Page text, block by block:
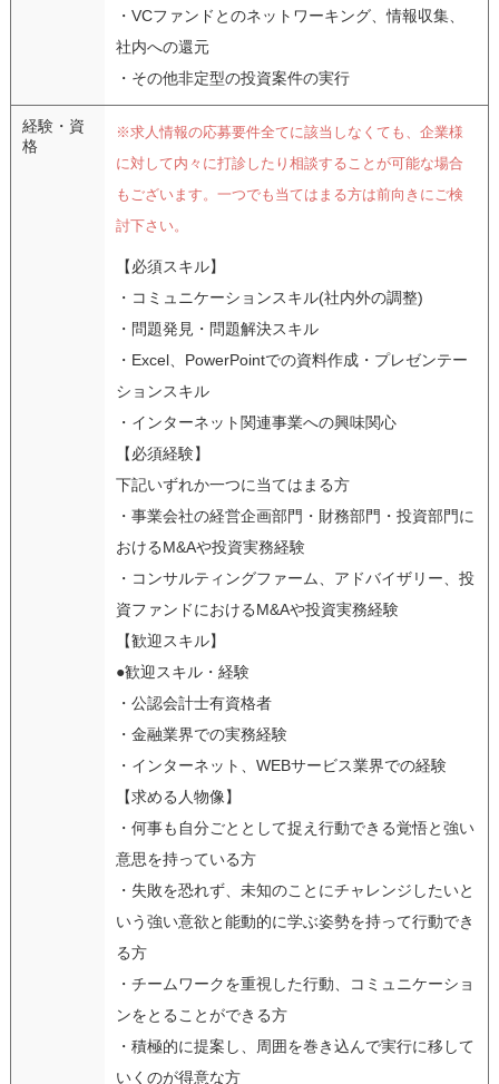
・VCファンドとのネットワーキング、情報収集、
社内への還元
・その他非定型の投資案件の実行
経験・資
格
※求人情報の応募要件全てに該当しなくても、企業様
に対して内々に打診したり相談することが可能な場合
もございます。一つでも当てはまる方は前向きにご検
討下さい。
【必須スキル】
・コミュニケーションスキル(社内外の調整)
・問題発見・問題解決スキル
・Excel、PowerPointでの資料作成・プレゼンテー
ションスキル
・インターネット関連事業への興味関心
【必須経験】
下記いずれか一つに当てはまる方
・事業会社の経営企画部門・財務部門・投資部門に
おけるM&Aや投資実務経験
・コンサルティングファーム、アドバイザリー、投
資ファンドにおけるM&Aや投資実務経験
【歓迎スキル】
●歓迎スキル・経験
・公認会計士有資格者
・金融業界での実務経験
・インターネット、WEBサービス業界での経験
【求める人物像】
・何事も自分ごととして捉え行動できる覚悟と強い
意思を持っている方
・失敗を恐れず、未知のことにチャレンジしたいと
いう強い意欲と能動的に学ぶ姿勢を持って行動でき
る方
・チームワークを重視した行動、コミュニケーショ
ンをとることができる方
・積極的に提案し、周囲を巻き込んで実行に移して
いくのが得意な方